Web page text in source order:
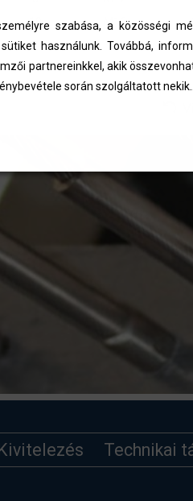
10 M16
kerülnek.
Technikai
szabása, a közösségi
használunk. Továbbá,
partnereinkkel, akik
során szolgáltatott nekik..